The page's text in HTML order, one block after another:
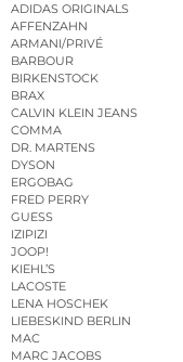
ADIDAS ORIGINALS
AFFENZAHN
ARMANI/PRIVÉ
BARBOUR
BIRKENSTOCK
BRAX
CALVIN KLEIN JEANS
COMMA
DR. MARTENS
DYSON
ERGOBAG
FRED PERRY
GUESS
IZIPIZI
JOOP!
KIEHL’S
LACOSTE
LENA HOSCHEK
LIEBESKIND BERLIN
MAC
MARC JACOBS